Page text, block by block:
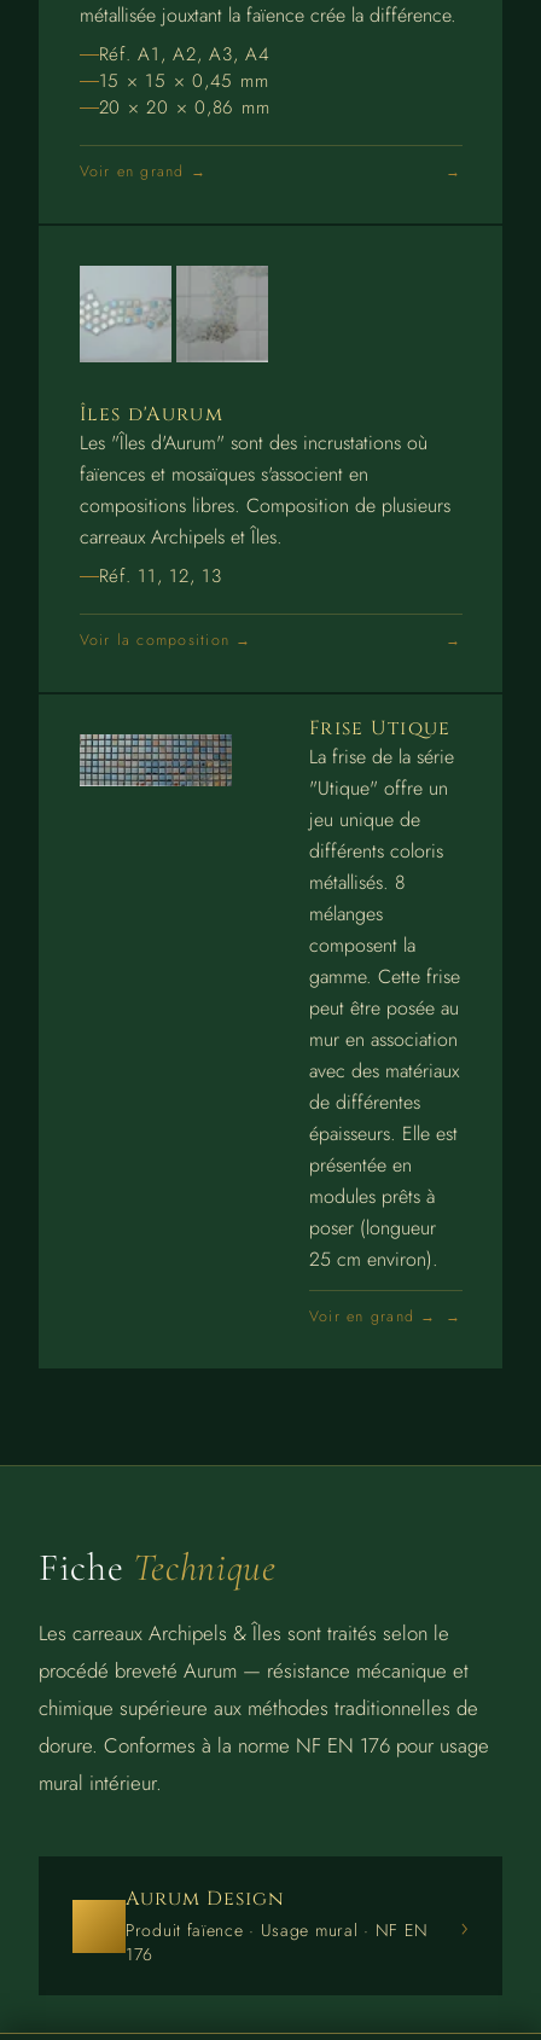
métallisée jouxtant la faïence crée la différence.
Réf. A1, A2, A3, A4
15 × 15 × 0,45 mm
20 × 20 × 0,86 mm
Voir en grand →
Îles d'Aurum
Les "Îles d'Aurum" sont des incrustations où
faïences et mosaïques s'associent en
compositions libres. Composition de plusieurs
carreaux Archipels et Îles.
Réf. 11, 12, 13
Voir la composition →
Frise Utique
La frise de la série
"Utique" offre un
jeu unique de
différents coloris
métallisés. 8
mélanges
composent la
gamme. Cette frise
peut être posée au
mur en association
avec des matériaux
de différentes
épaisseurs. Elle est
présentée en
modules prêts à
poser (longueur
25 cm environ).
Voir en grand →
Fiche Technique
Les carreaux Archipels & Îles sont traités selon le
procédé breveté Aurum — résistance mécanique et
chimique supérieure aux méthodes traditionnelles de
dorure. Conformes à la norme NF EN 176 pour usage
mural intérieur.
Aurum Design
Produit faïence · Usage mural · NF EN
176
›